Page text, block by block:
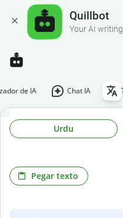
Quillbot
Your AI
de IA Chat IA
Urdu
Pegar texto